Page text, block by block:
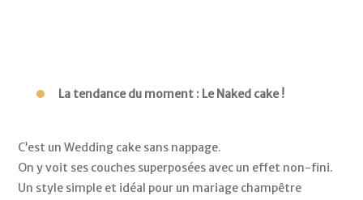
La tendance du moment : Le Naked cake !
C’est un Wedding cake sans nappage.
On y voit ses couches superposées avec un effet non-fini.
Un style simple et idéal pour un mariage champêtre